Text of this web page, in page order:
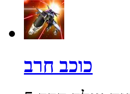
כוכב חרב